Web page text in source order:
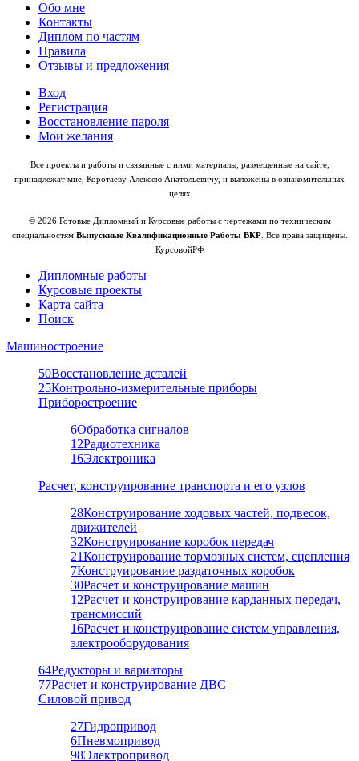
Обо мне
Контакты
Диплом по частям
Правила
Отзывы и предложения
Вход
Регистрация
Восстановление пароля
Мои желания
Все проекты и работы и связанные с ними материалы, размещенные на сайте,
принадлежат мне, Коротаеву Алексею Анатольевичу, и выложены в ознакомительных
целях
© 2026 Готовые Дипломный и Курсовые работы с чертежами по техническим
специальностям Выпускные Квалификационные Работы ВКР. Все права защищены.
КурсовойРФ
Дипломные работы
Курсовые проекты
Карта сайта
Поиск
Машиностроение
50Восстановление деталей
25Контрольно-измерительные приборы
Приборостроение
6Обработка сигналов
12Радиотехника
16Электроника
Расчет, конструирование транспорта и его узлов
28Конструирование ходовых частей, подвесок,
движителей
32Конструирование коробок передач
21Конструирование тормозных систем, сцепления
7Конструирование раздаточных коробок
30Расчет и конструирование машин
12Расчет и конструирование карданных передач,
трансмиссий
16Расчет и конструирование систем управления,
электрооборудования
64Редукторы и вариаторы
77Расчет и конструирование ДВС
Силовой привод
27Гидропривод
6Пневмопривод
98Электропривод